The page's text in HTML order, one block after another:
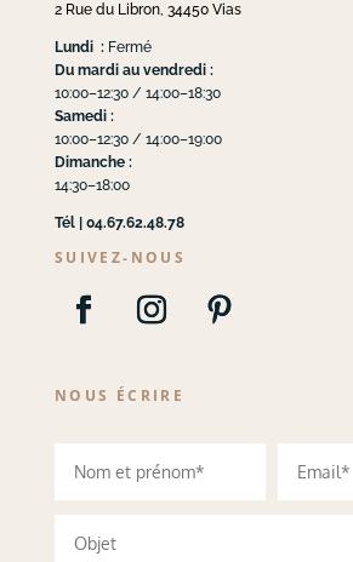
2 Rue du Libron, 34450 Vias
Lundi :Fermé
Du mardi au vendredi :
10:00–12:30 / 14:00–18:30
Samedi :
10:00–12:30 / 14:00–19:00
Dimanche :
14:30–18:00
Tél | 04.67.62.48.78
SUIVEZ-NOUS
NOUS ÉCRIRE